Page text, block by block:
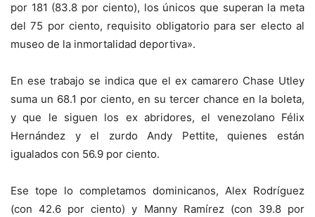
por 181 (83.8 por ciento), los únicos que superan la meta
del 75 por ciento, requisito obligatorio para ser electo al
museo de la inmortalidad deportiva».
En ese trabajo se indica que el ex camarero Chase Utley
suma un 68.1 por ciento, en su tercer chance en la boleta,
y que le siguen los ex abridores, el venezolano Félix
Hernández y el zurdo Andy Pettite, quienes están
igualados con 56.9 por ciento.
Ese tope lo completamos dominicanos, Alex Rodríguez
(con 42.6 por ciento) y Manny Ramírez (con 39.8 por